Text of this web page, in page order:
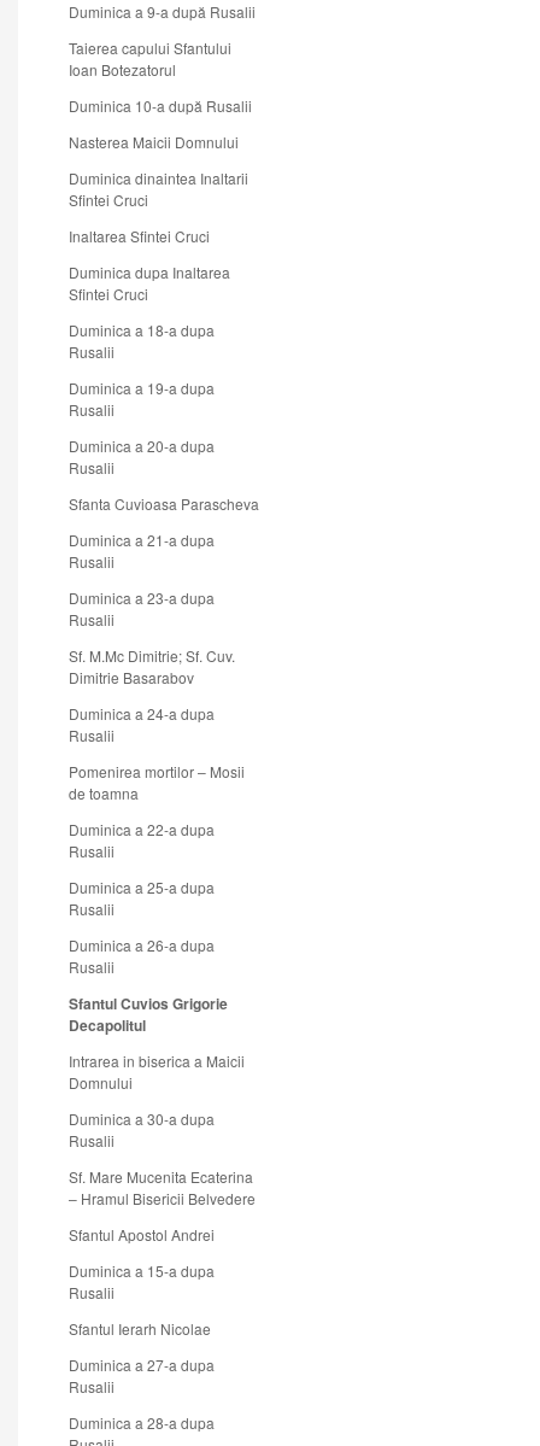
Duminica a 9-a după Rusalii
Taierea capului Sfantului
Ioan Botezatorul
Duminica 10-a după Rusalii
Nasterea Maicii Domnului
Duminica dinaintea Inaltarii
Sfintei Cruci
Inaltarea Sfintei Cruci
Duminica dupa Inaltarea
Sfintei Cruci
Duminica a 18-a dupa
Rusalii
Duminica a 19-a dupa
Rusalii
Duminica a 20-a dupa
Rusalii
Sfanta Cuvioasa Parascheva
Duminica a 21-a dupa
Rusalii
Duminica a 23-a dupa
Rusalii
Sf. M.Mc Dimitrie; Sf. Cuv.
Dimitrie Basarabov
Duminica a 24-a dupa
Rusalii
Pomenirea mortilor – Mosii
de toamna
Duminica a 22-a dupa
Rusalii
Duminica a 25-a dupa
Rusalii
Duminica a 26-a dupa
Rusalii
Sfantul Cuvios Grigorie
Decapolitul
Intrarea in biserica a Maicii
Domnului
Duminica a 30-a dupa
Rusalii
Sf. Mare Mucenita Ecaterina
– Hramul Bisericii Belvedere
Sfantul Apostol Andrei
Duminica a 15-a dupa
Rusalii
Sfantul Ierarh Nicolae
Duminica a 27-a dupa
Rusalii
Duminica a 28-a dupa